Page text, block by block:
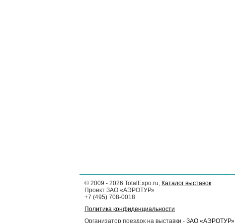
© 2009 - 2026 TotalExpo.ru, Каталог выставок.
Проект ЗАО «АЭРОТУР»
+7 (495) 708-0018
Политика конфиденциальности
Организатор поездок на выставки - ЗАО «АЭРОТУР»